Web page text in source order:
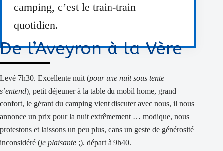
camping, c’est le train-train
quotidien.
De l’Aveyron à la Vère
Levé 7h30. Excellente nuit (pour une nuit sous tente
s’entend), petit déjeuner à la table du mobil home, grand
confort, le gérant du camping vient discuter avec nous, il nous
annonce un prix pour la nuit extrêmement … modique, nous
protestons et laissons un peu plus, dans un geste de générosité
inconsidéré (je plaisante ;). départ à 9h40.